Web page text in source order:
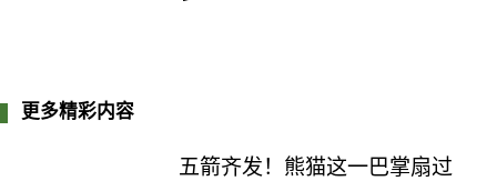
更多精彩内容
五箭齐发！熊猫这一巴掌扇过